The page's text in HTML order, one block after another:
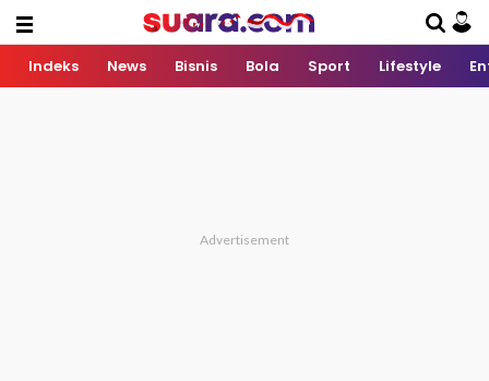
Indeks News Bisnis Bola Sport Lifestyle